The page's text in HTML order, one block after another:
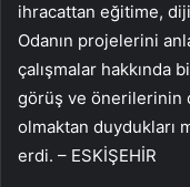
ihracattan eğitime,
Odanın projelerini
çalışmalar hakkında
görüş ve önerilerinin
olmaktan duydukları
erdi. – ESKİŞEHİR